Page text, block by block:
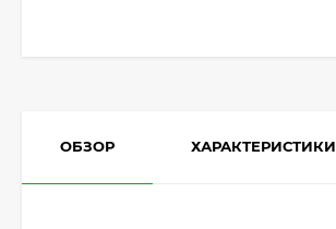
ОБЗОР ХАРАКТЕРИСТИКИ